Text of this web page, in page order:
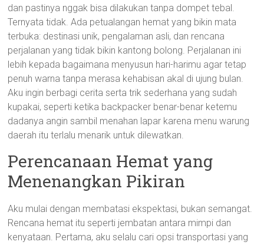
dan pastinya nggak bisa dilakukan tanpa dompet tebal.
Ternyata tidak. Ada petualangan hemat yang bikin mata
terbuka: destinasi unik, pengalaman asli, dan rencana
perjalanan yang tidak bikin kantong bolong. Perjalanan ini
lebih kepada bagaimana menyusun hari-harimu agar tetap
penuh warna tanpa merasa kehabisan akal di ujung bulan.
Aku ingin berbagi cerita serta trik sederhana yang sudah
kupakai, seperti ketika backpacker benar-benar ketemu
dadanya angin sambil menahan lapar karena menu warung
daerah itu terlalu menarik untuk dilewatkan.
Perencanaan Hemat yang
Menenangkan Pikiran
Aku mulai dengan membatasi ekspektasi, bukan semangat.
Rencana hemat itu seperti jembatan antara mimpi dan
kenyataan. Pertama, aku selalu cari opsi transportasi yang